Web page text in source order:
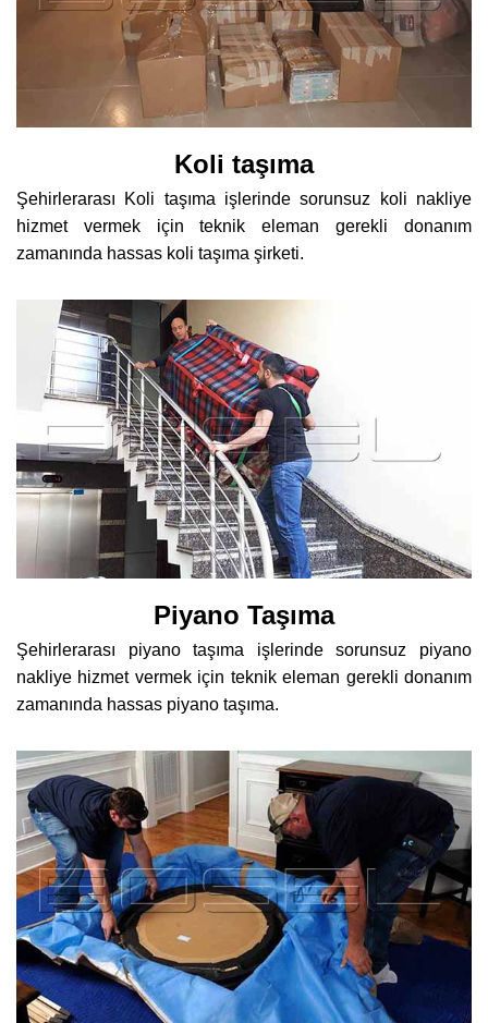
Koli taşıma
Şehirlerarası Koli taşıma işlerinde sorunsuz koli nakliye
hizmet vermek için teknik eleman gerekli donanım
zamanında hassas koli taşıma şirketi.
Piyano Taşıma
Şehirlerarası piyano taşıma işlerinde sorunsuz piyano
nakliye hizmet vermek için teknik eleman gerekli donanım
zamanında hassas piyano taşıma.